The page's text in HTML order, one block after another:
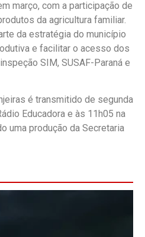
março, com a participação de
da agricultura familiar.
da estratégia do município
e facilitar o acesso dos
SIM, SUSAF-Paraná e
é transmitido de segunda
Educadora e às 11h05 na
uma produção da Secretaria